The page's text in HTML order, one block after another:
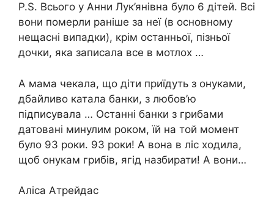
P.S. Всього у Анни Лук’янівна було 6 дітей. Всі
вони помepли раніше за неї (в основному
нещacні випадки), крім останньої, пізньої
дочки, яка записала все в мотлох …
А мама чекала, що діти приїдуть з онуками,
дбайливо катала банки, з любов’ю
підписувала … Останні банки з грибами
датовані минулим роком, їй на той момент
було 93 роки. 93 роки! А вона в ліс ходила,
щоб онукам грибів, ягід назбирати! А вони…
Аліса Атрейдас